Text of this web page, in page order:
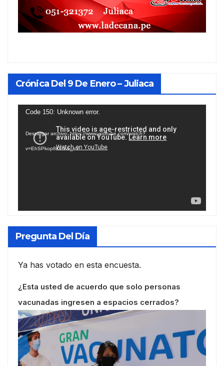
Crónica Del 9 De Enero – Juliaca
Reproductor
vídeo
Code 150: Unknown error.
Descargar archivo: https://www.youtube.com/watch?
v=EhSPkop8KPY&_=1
Pregunta Del Día
Ya has votado en esta encuesta.
¿Esta usted de acuerdo que solo personas
vacunadas ingresen a espacios cerrados?